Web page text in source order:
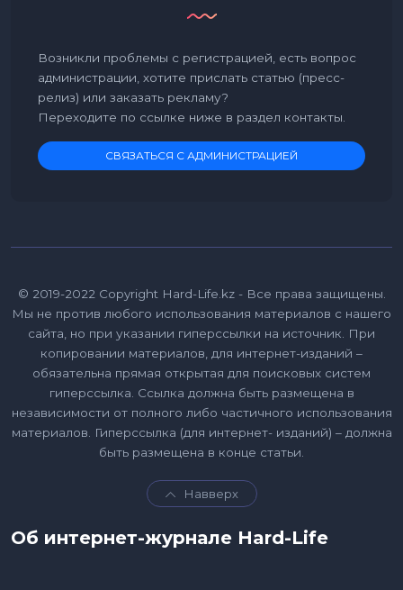
Возникли проблемы с регистрацией, есть вопрос
администрации, хотите прислать статью (пресс-
релиз) или заказать рекламу?
Переходите по ссылке ниже в раздел контакты.
СВЯЗАТЬСЯ С АДМИНИСТРАЦИЕЙ
© 2019-2022 Copyright Hard-Life.kz - Все права защищены.
Мы не против любого использования материалов с нашего
сайта, но при указании гиперссылки на источник. При
копировании материалов, для интернет-изданий –
обязательна прямая открытая для поисковых систем
гиперссылка. Ссылка должна быть размещена в
независимости от полного либо частичного использования
материалов. Гиперссылка (для интернет- изданий) – должна
быть размещена в конце статьи.
Навверх
Об интернет-журнале Hard-Life